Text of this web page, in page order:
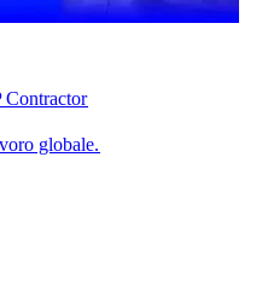
globale.​​